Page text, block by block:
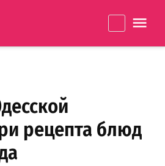
життя
рецепта блюд